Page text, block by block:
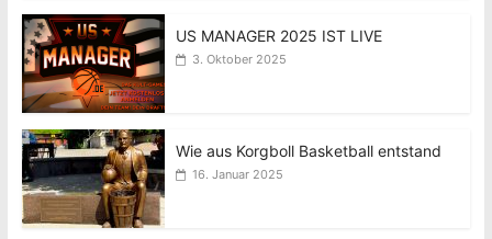
US MANAGER 2025 IST LIVE
3. Oktober 2025
Wie aus Korgboll Basketball entstand
16. Januar 2025